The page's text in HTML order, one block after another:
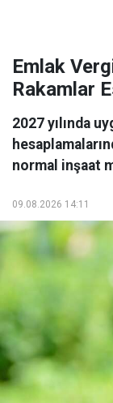
Emlak
Rakamlar
2027 yılında
normal inşaat
09.08.2026 14:11